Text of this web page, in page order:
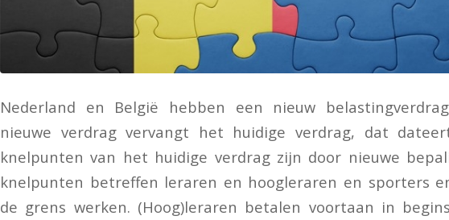
Nederland en België hebben een nieuw
nieuwe verdrag vervangt het huidige verdrag, dat
knelpunten van het huidige verdrag zijn door nieuwe
knelpunten betreffen leraren en hoogleraren en sporters
de grens werken. (Hoog)leraren betalen voortaan in